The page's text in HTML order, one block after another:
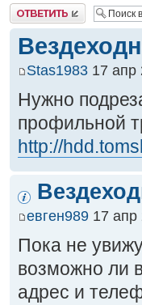
Ответить
Stas1983 17 апр
Нужно
профильной
http://
евген989 17 апр
Пока не
возможно ли
адрес и